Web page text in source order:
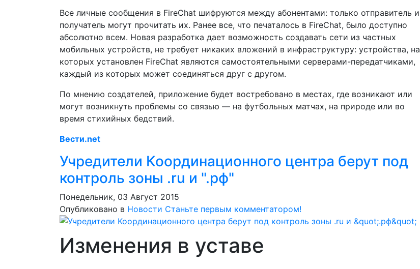
Все личные сообщения в FireChat шифруются между абонентами: только отправитель и
получатель могут прочитать их. Ранее все, что печаталось в FireChat, было доступно
абсолютно всем. Новая разработка дает возможность создавать сети из частных
мобильных устройств, не требует никаких вложений в инфраструктуру: устройства, на
которых установлен FireChat являются самостоятельными серверами-передатчиками,
каждый из которых может соединяться друг с другом.
По мнению создателей, приложение будет востребовано в местах, где возникают или
могут возникнуть проблемы со связью — на футбольных матчах, на природе или во
время стихийных бедствий.
Вести.net
Учредители Координационного центра берут под
контроль зоны .ru и ".рф"
Понедельник, 03 Август 2015
Опубликовано в Новости Станьте первым комментатором!
Изменения в уставе